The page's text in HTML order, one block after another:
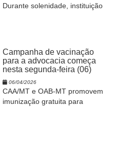
Durante solenidade, instituição
Campanha de vacinação
para a advocacia começa
nesta segunda-feira (06)
06/04/2026
CAA/MT e OAB-MT promovem
imunização gratuita para